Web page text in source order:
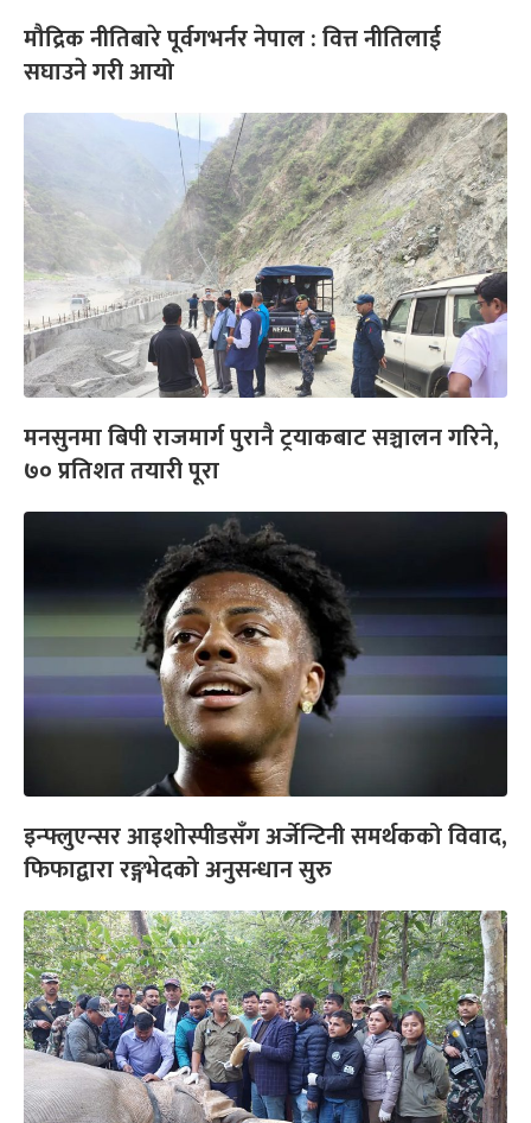
मौद्रिक नीतिबारे पूर्वगभर्नर नेपाल : वित्त नीतिलाई
सघाउने गरी आयो
मनसुनमा बिपी राजमार्ग पुरानै ट्रयाकबाट सञ्चालन गरिने,
७० प्रतिशत तयारी पूरा
इन्फ्लुएन्सर आइशोस्पीडसँग अर्जेन्टिनी समर्थकको विवाद,
फिफाद्वारा रङ्गभेदको अनुसन्धान सुरु